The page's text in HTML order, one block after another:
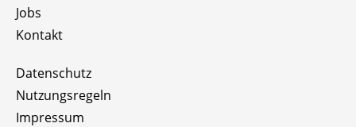
Jobs
Kontakt
Datenschutz
Nutzungsregeln
Impressum